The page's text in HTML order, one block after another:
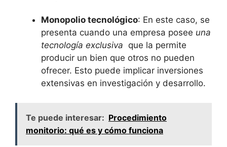
Monopolio tecnológico: En este caso, se
presenta cuando​ una empresa posee una
tecnología exclusiva ​ que la permite‌
producir‌ un ⁣bien que otros ⁢no pueden
ofrecer. Esto puede ‍implicar inversiones
extensivas⁢ en investigación y desarrollo.
Te puede interesar: Procedimiento
monitorio: qué es y cómo funciona